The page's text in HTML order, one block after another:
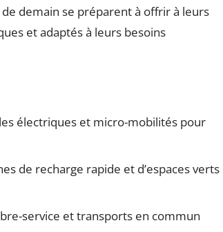
demain se préparent à offrir à leurs
et adaptés à leurs besoins
électriques et micro-mobilités pour
de recharge rapide et d’espaces verts
service et transports en commun